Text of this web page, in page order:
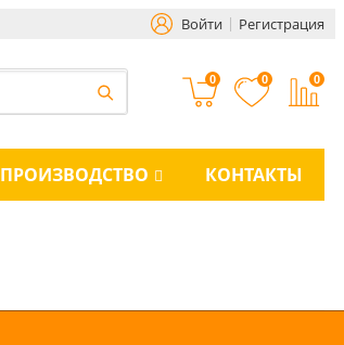
Войти Регистрация
0 0 0
ПРОИЗВОДСТВО КОНТАКТЫ